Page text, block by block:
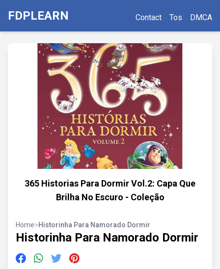
FDPLEARN Contact Tos DMCA
365 Historias Para Dormir Vol.2: Capa Que
Brilha No Escuro - Coleção
Home>Historinha Para Namorado Dormir
Historinha Para Namorado Dormir